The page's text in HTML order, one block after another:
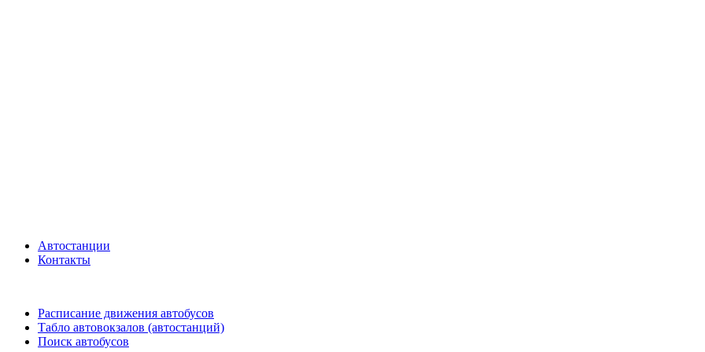
Автостанции
Контакты
Расписание движения автобусов
Табло автовокзалов (автостанций)
Поиск автобусов